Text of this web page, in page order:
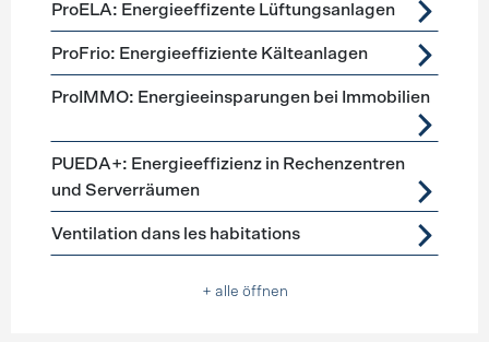
ProELA: Energieeffizente Lüftungsanlagen
ProFrio: Energieeffiziente Kälteanlagen
ProIMMO: Energieeinsparungen bei Immobilien
PUEDA+: Energieeffizienz in Rechenzentren
und Serverräumen
Ventilation dans les habitations
+ alle öffnen